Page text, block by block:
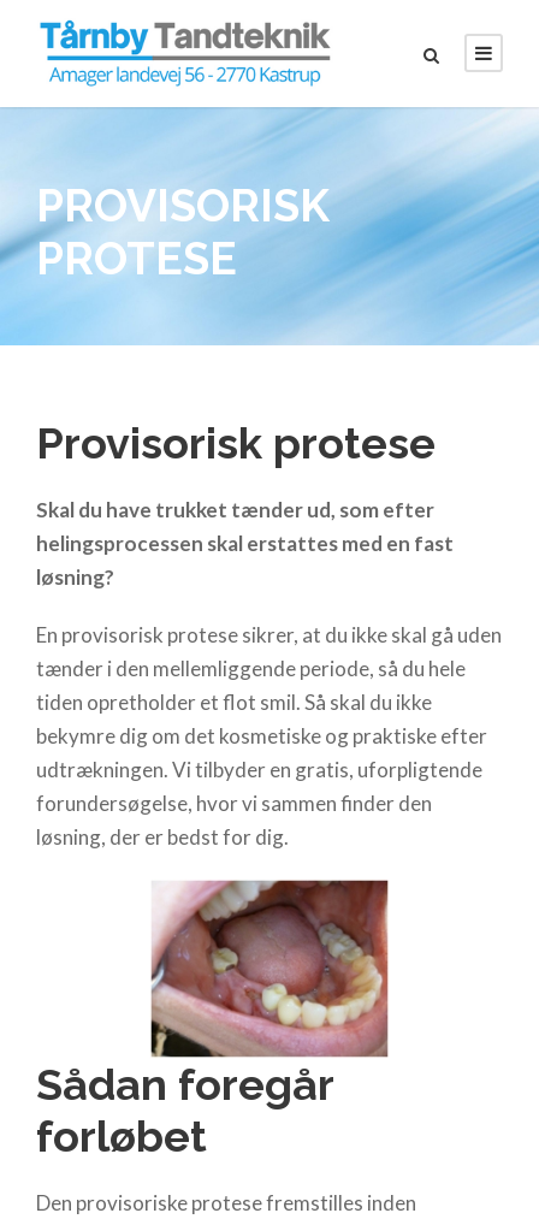
PROVISORISK
PROTESE
Provisorisk protese
Skal du have trukket tænder ud, som efter
helingsprocessen skal erstattes med en fast
løsning?
En provisorisk protese sikrer, at du ikke skal gå uden
tænder i den mellemliggende periode, så du hele
tiden opretholder et flot smil. Så skal du ikke
bekymre dig om det kosmetiske og praktiske efter
udtrækningen. Vi tilbyder en gratis, uforpligtende
forundersøgelse, hvor vi sammen finder den
løsning, der er bedst for dig.
Sådan foregår
forløbet
Den provisoriske protese fremstilles inden